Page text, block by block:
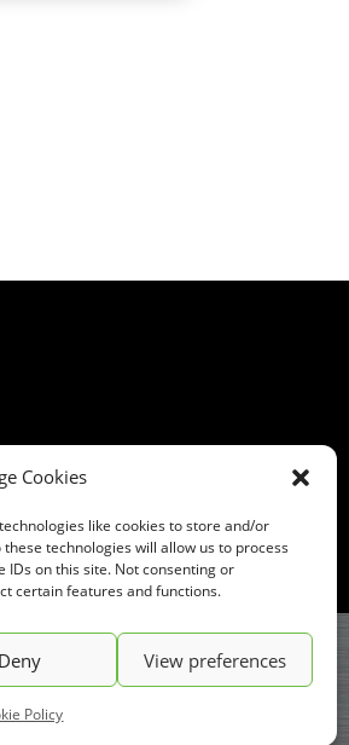
Cookies
like cookies to store and/or
technologies will allow us to process
IDs on this site. Not consenting or
certain features and functions.
Deny View preferences
Policy
(C.G.V.)